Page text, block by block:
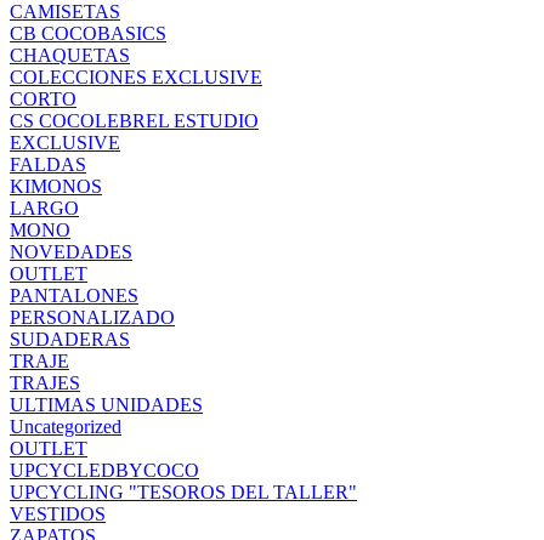
CAMISETAS
CB COCOBASICS
CHAQUETAS
COLECCIONES EXCLUSIVE
CORTO
CS COCOLEBREL ESTUDIO
EXCLUSIVE
FALDAS
KIMONOS
LARGO
MONO
NOVEDADES
OUTLET
PANTALONES
PERSONALIZADO
SUDADERAS
TRAJE
TRAJES
ULTIMAS UNIDADES
Uncategorized
OUTLET
UPCYCLEDBYCOCO
UPCYCLING "TESOROS DEL TALLER"
VESTIDOS
ZAPATOS